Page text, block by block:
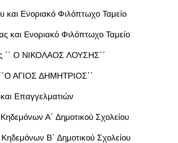
και Ενοριακό Φιλόπτωχο Ταμείο
και Ενοριακό Φιλόπτωχο Ταμείο
΄΄ Ο ΝΙΚΟΛΑΟΣ ΛΟΥΣΗΣ΄΄
ΑΓΙΟΣ ΔΗΜΗΤΡΙΟΣ΄΄
Επαγγελματιών
Α΄ Δημοτικού Σχολείου
Β΄ Δημοτικού Σχολείου